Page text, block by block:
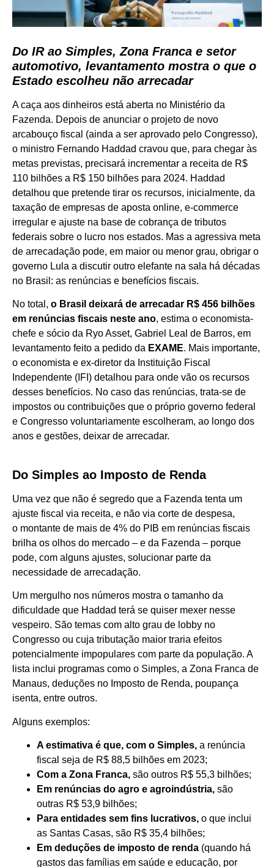
Do IR ao Simples, Zona Franca e setor
automotivo, levantamento mostra o que o
Estado escolheu não arrecadar
A caça aos dinheiros está aberta no Ministério da
Fazenda. Depois de anunciar o projeto de novo
arcabouço fiscal (ainda a ser aprovado pelo Congresso),
o ministro Fernando Haddad cravou que, para chegar às
metas previstas, precisará incrementar a receita de R$
110 bilhões a R$ 150 bilhões para 2024. Haddad
detalhou que pretende tirar os recursos, inicialmente, da
taxação de empresas de aposta online, e-commerce
irregular e ajuste na base de cobrança de tributos
federais sobre o lucro nos estados. Mas a agressiva meta
de arrecadação pode, em maior ou menor grau, obrigar o
governo Lula a discutir outro elefante na sala há décadas
no Brasil: as renúncias e benefícios fiscais.
No total, o Brasil deixará de arrecadar R$ 456 bilhões
em renúncias fiscais neste ano, estima o economista-
chefe e sócio da Ryo Asset, Gabriel Leal de Barros, em
levantamento feito a pedido da EXAME. Mais importante,
o economista e ex-diretor da Instituição Fiscal
Independente (IFI) detalhou para onde vão os recursos
desses benefícios. No caso das renúncias, trata-se de
impostos ou contribuições que o próprio governo federal
e Congresso voluntariamente escolheram, ao longo dos
anos e gestões, deixar de arrecadar.
Do Simples ao Imposto de Renda
Uma vez que não é segredo que a Fazenda tenta um
ajuste fiscal via receita, e não via corte de despesa,
o montante de mais de 4% do PIB em renúncias fiscais
brilha os olhos do mercado – e da Fazenda – porque
pode, com alguns ajustes, solucionar parte da
necessidade de arrecadação.
Um mergulho nos números mostra o tamanho da
dificuldade que Haddad terá se quiser mexer nesse
vespeiro. São temas com alto grau de lobby no
Congresso ou cuja tributação maior traria efeitos
potencialmente impopulares com parte da população. A
lista inclui programas como o Simples, a Zona Franca de
Manaus, deduções no Imposto de Renda, poupança
isenta, entre outros.
Alguns exemplos:
A estimativa é que, com o Simples, a renúncia
fiscal seja de R$ 88,5 bilhões em 2023;
Com a Zona Franca, são outros R$ 55,3 bilhões;
Em renúncias do agro e agroindústria, são
outras R$ 53,9 bilhões;
Para entidades sem fins lucrativos, o que inclui
as Santas Casas, são R$ 35,4 bilhões;
Em deduções de imposto de renda (quando há
gastos das famílias em saúde e educação, por